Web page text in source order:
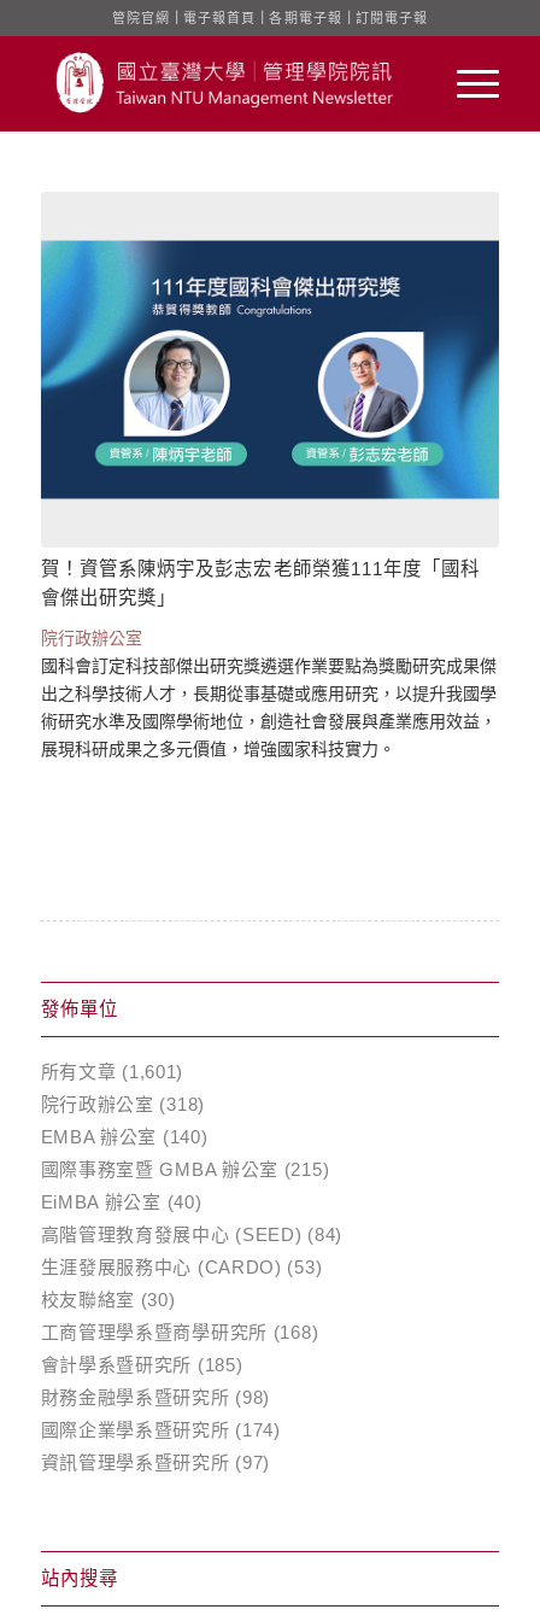
管院官網 電子報首頁 ｜各期電子報 訂閱電子報
賀！資管系陳炳宇及彭志宏老師榮獲111年度「國科
會傑出研究獎」
院行政辦公室
國科會訂定科技部傑出研究獎遴選作業要點為獎勵研究成果傑
出之科學技術人才，長期從事基礎或應用研究，以提升我國學
術研究水準及國際學術地位，創造社會發展與產業應用效益，
展現科研成果之多元價值，增強國家科技實力。
發佈單位
所有文章 (1,601)
院行政辦公室 (318)
EMBA 辦公室 (140)
國際事務室暨 GMBA 辦公室 (215)
EiMBA 辦公室 (40)
高階管理教育發展中心 (SEED) (84)
生涯發展服務中心 (CARDO) (53)
校友聯絡室 (30)
工商管理學系暨商學研究所 (168)
會計學系暨研究所 (185)
財務金融學系暨研究所 (98)
國際企業學系暨研究所 (174)
資訊管理學系暨研究所 (97)
站內搜尋